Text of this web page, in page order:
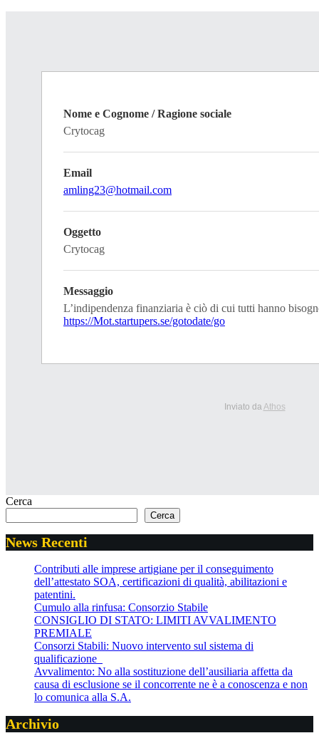
Nome e Cognome / Ragione sociale
Crytocag
Email
amling23@hotmail.com
Oggetto
Crytocag
Messaggio
L’indipendenza finanziaria è ciò di cui tutti hanno
https://Mot.startupers.se/gotodate/go
Inviato daAthos
Cerca
Cerca
News Recenti
Contributi alle imprese artigiane per il conseguimento
dell’attestato SOA, certificazioni di qualità, abilitazioni e
patentini.
Cumulo alla rinfusa: Consorzio Stabile
CONSIGLIO DI STATO: LIMITI AVVALIMENTO
PREMIALE
Consorzi Stabili: Nuovo intervento sul sistema di
qualificazione
Avvalimento: No alla sostituzione dell’ausiliaria affetta da
causa di esclusione se il concorrente ne è a conoscenza e non
lo comunica alla S.A.
Archivio